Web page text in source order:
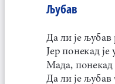
Љубав
Да ли је љубав
Јер понекад је
Мада, понекад
Да ли је